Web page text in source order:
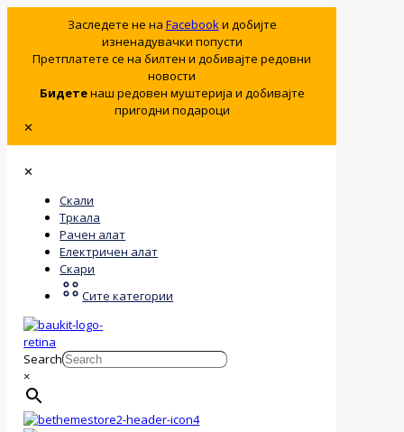
Заследете не на Facebookи добијте
изненадувачки попусти
Претплатете се на билтен и добивајте редовни
новости
Бидетенаш редовен муштерија и добивајте
пригодни подароци
✕
✕
Скали
Тркала
Рачен алат
Електричен алат
Скари
Сите категории
Search
×